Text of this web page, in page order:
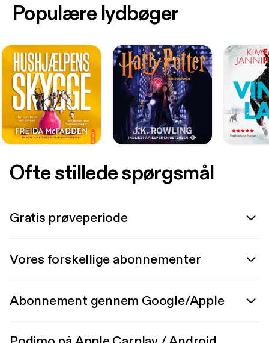
Populære lydbøger
Ofte stillede spørgsmål
Gratis prøveperiode
Vores forskellige abonnementer
Abonnement gennem Google/Apple